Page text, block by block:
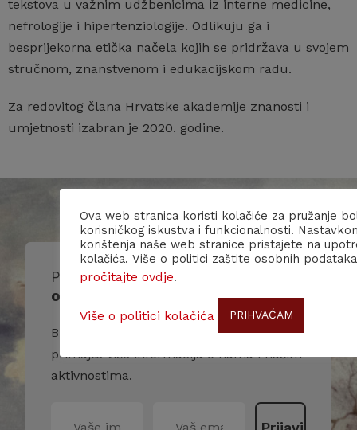
tekstova u važnim udžbenicima iz interne medicine,
nefrologije i hipertenziologije. Odlikuju ga i
besprijekorna etička načela kojih se pridržava u svojem
stručnom, znanstvenom i edukacijskom radu.
Za redovitog člana Hrvatske akademije znanosti i
umjetnosti izabran je 2020. godine.
Prijavite se na naš
obavjesnik/
newsletter!
Budite u toku s našim događanjima i
primajte više informacija o nama i našim
aktivnostima.
Ova web stranica koristi kolačiće za pružanje
korisničkog iskustva i funkcionalnosti.
korištenja naše web stranice pristajete na
kolačića. Više o politici zaštite osobnih podataka
pročitajte ovdje.
Više o politici kolačića PRIHVAĆAM